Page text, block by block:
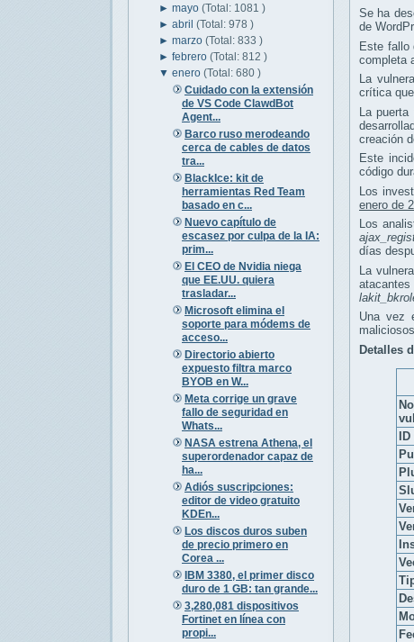
►mayo(Total: 1081 )
►abril(Total: 978 )
►marzo(Total: 833 )
►febrero(Total: 812 )
▼enero(Total: 680 )
Cuidado con la extensión
de VS Code ClawdBot
Agent...
Barco ruso merodeando
cerca de cables de datos
tra...
BlackIce: kit de
herramientas Red Team
basado en c...
Nuevo capítulo de
escasez por culpa de la IA:
prim...
El CEO de Nvidia niega
que EE.UU. quiera
trasladar...
Microsoft elimina el
soporte para módems de
acceso...
Directorio abierto
expuesto filtra marco
BYOB en W...
Meta corrige un grave
fallo de seguridad en
Whats...
NASA estrena Athena, el
superordenador capaz de
ha...
Adiós suscripciones:
editor de video gratuito
KDEn...
Los discos duros suben
de precio primero en
Corea ...
IBM 3380, el primer disco
duro de 1 GB: tan grande...
3,280,081 dispositivos
Fortinet en línea con
propi...
Se ha
de
Este fallo
completa
La
crítica
La
creación
Este
código
Los
enero de
Los
días
La
Una vez
Detalles